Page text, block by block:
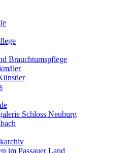
Brauchtumspflege
Schloss Neuburg
im Passauer Land